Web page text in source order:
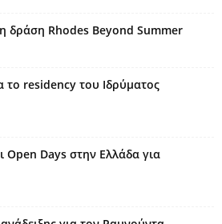
δράση Rhodes Beyond Summer
το residency του Ιδρύματος
Open Days στην Ελλάδα για